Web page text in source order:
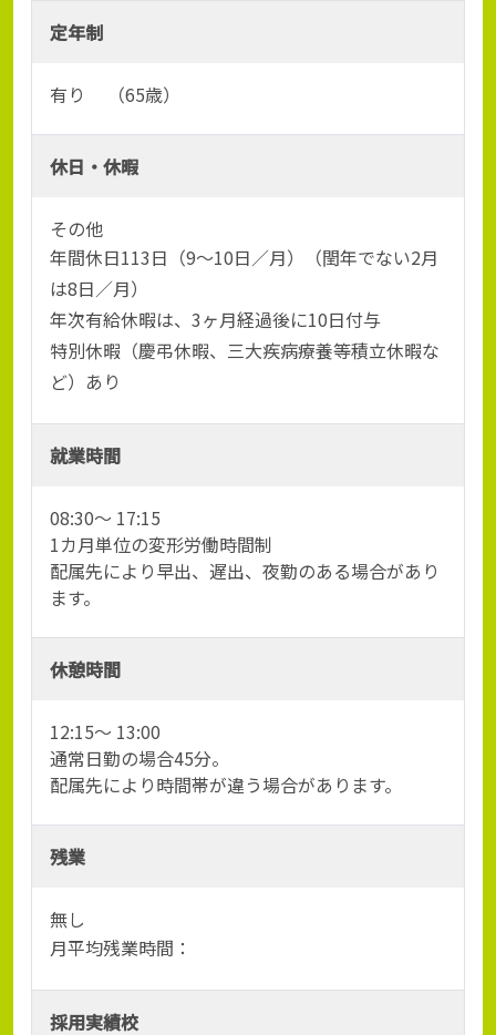
定年制
有り （65歳）
休日・休暇
その他
年間休日113日（9～10日／月）（閏年でない2月
は8日／月）
年次有給休暇は、3ヶ月経過後に10日付与
特別休暇（慶弔休暇、三大疾病療養等積立休暇な
ど）あり
就業時間
08:30～ 17:15
1カ月単位の変形労働時間制
配属先により早出、遅出、夜勤のある場合があり
ます。
休憩時間
12:15～ 13:00
通常日勤の場合45分。
配属先により時間帯が違う場合があります。
残業
無し
月平均残業時間：
採用実績校